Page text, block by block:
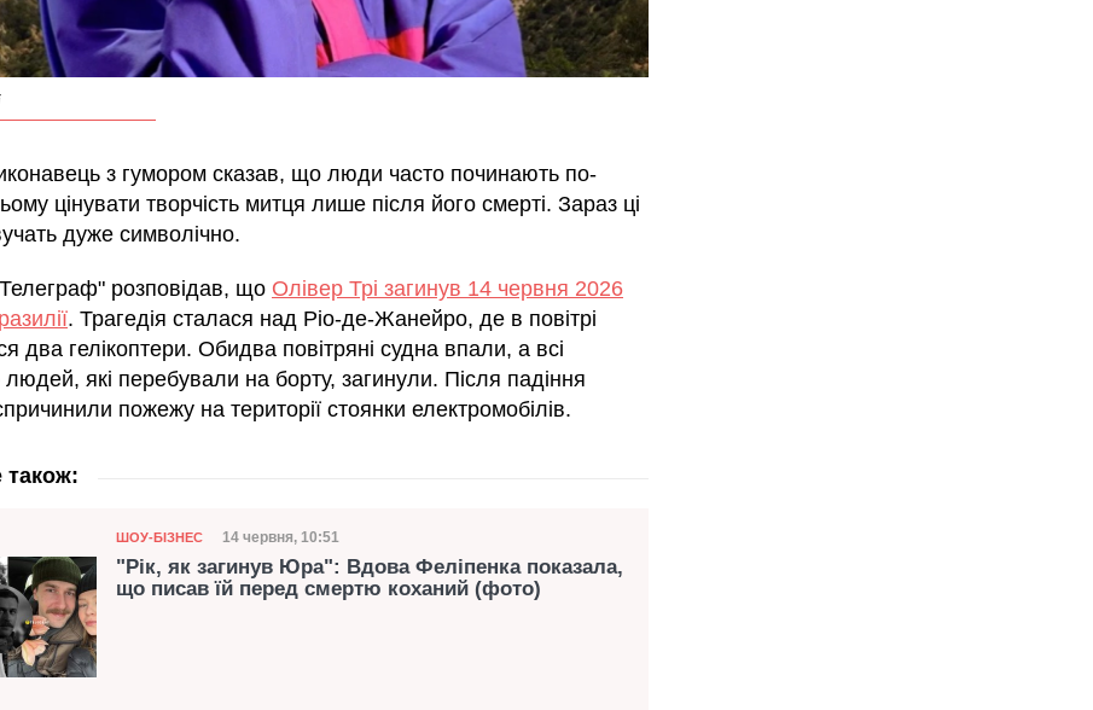
з гумором сказав, що люди часто починають по-
цінувати творчість митця лише після його смерті. Зараз ці
дуже символічно.
розповідав, що Олівер Трі загинув 14 червня 2026
. Трагедія сталася над Ріо-де-Жанейро, де в повітрі
два гелікоптери. Обидва повітряні судна впали, а всі
які перебували на борту, загинули. Після падіння
пожежу на території стоянки електромобілів.
також:
Категорія
ШОУ-БІЗНЕС Дата публікації
14 червня, 10:51
"Рік, як загинув Юра": Вдова Феліпенка показала,
що писав їй перед смертю коханий (фото)